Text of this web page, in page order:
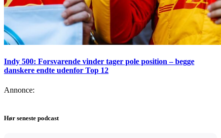
Indy 500: Forsvarende vinder tager pole position – begge
danskere endte udenfor Top 12
Annonce:
Hør seneste podcast